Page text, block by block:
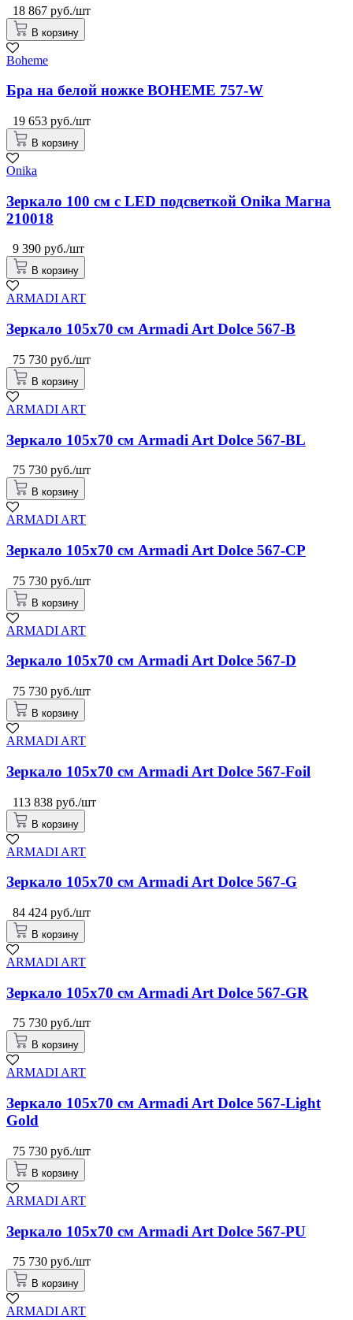
18 867 руб./шт
В корзину
Boheme
Бра на белой ножке BOHEME 757-W
19 653 руб./шт
В корзину
Onika
Зеркало 100 см с LED подсветкой Onika Магна
210018
9 390 руб./шт
В корзину
ARMADI ART
Зеркало 105x70 см Armadi Art Dolce 567-B
75 730 руб./шт
В корзину
ARMADI ART
Зеркало 105x70 см Armadi Art Dolce 567-BL
75 730 руб./шт
В корзину
ARMADI ART
Зеркало 105x70 см Armadi Art Dolce 567-CP
75 730 руб./шт
В корзину
ARMADI ART
Зеркало 105x70 см Armadi Art Dolce 567-D
75 730 руб./шт
В корзину
ARMADI ART
Зеркало 105x70 см Armadi Art Dolce 567-Foil
113 838 руб./шт
В корзину
ARMADI ART
Зеркало 105x70 см Armadi Art Dolce 567-G
84 424 руб./шт
В корзину
ARMADI ART
Зеркало 105x70 см Armadi Art Dolce 567-GR
75 730 руб./шт
В корзину
ARMADI ART
Зеркало 105x70 см Armadi Art Dolce 567-Light
Gold
75 730 руб./шт
В корзину
ARMADI ART
Зеркало 105x70 см Armadi Art Dolce 567-PU
75 730 руб./шт
В корзину
ARMADI ART